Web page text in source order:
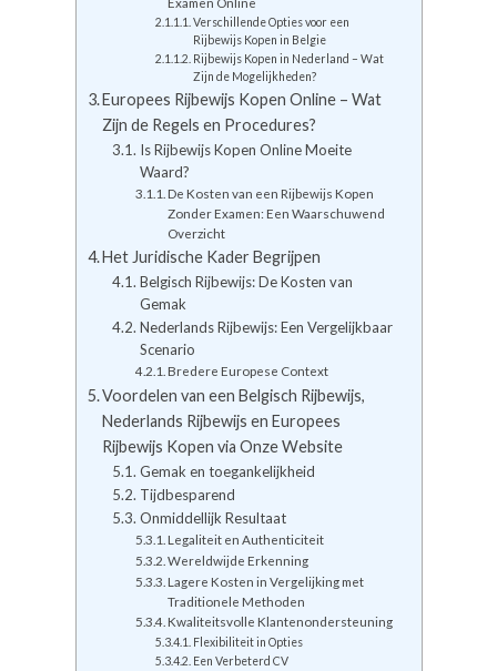
Verschillende Opties voor een
Rijbewijs Kopen in Belgie
Rijbewijs Kopen in Nederland – Wat
Zijn de Mogelijkheden?
Europees Rijbewijs Kopen Online – Wat
Zijn de Regels en Procedures?
Is Rijbewijs Kopen Online Moeite
Waard?
De Kosten van een Rijbewijs Kopen
Zonder Examen: Een Waarschuwend
Overzicht
Het Juridische Kader Begrijpen
Belgisch Rijbewijs: De Kosten van
Gemak
Nederlands Rijbewijs: Een Vergelijkbaar
Scenario
Bredere Europese Context
Voordelen van een Belgisch Rijbewijs,
Nederlands Rijbewijs en Europees
Rijbewijs Kopen via Onze Website
Gemak en toegankelijkheid
Tijdbesparend
Onmiddellijk Resultaat
Legaliteit en Authenticiteit
Wereldwijde Erkenning
Lagere Kosten in Vergelijking met
Traditionele Methoden
Kwaliteitsvolle Klantenondersteuning
Flexibiliteit in Opties
Een Verbeterd CV